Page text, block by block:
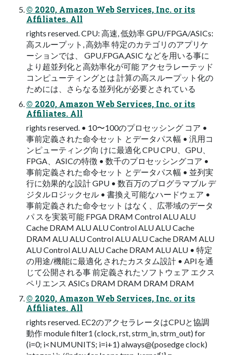
© 2020, Amazon Web Services, Inc. or its
Affiliates. All
rights reserved. CPU: 高速, 低効率 GPU/FPGA/ASICs:
高スループット, 高効率 特定のカテゴリのアプリケ
ーションでは、 GPU,FPGA,ASIC などを用いる事に
より超並列化と高効率化が可能 アクセラレーテッド
コンピューティングとは 計算の高スループット化の
ためには、さらなる並列化が必要とされている
© 2020, Amazon Web Services, Inc. or its
Affiliates. All
rights reserved. • 10〜100のプロセッシング コア •
事前定義された命令セット とデータパス幅 • 汎用コ
ンピューティング向 けに最適化 CPU CPU、GPU、
FPGA、ASICの特徴 • 数千のプロセッシングコア •
事前定義された命令セット とデータパス幅 • 並列実
行に効果的な設計 GPU • 数百万のプログラマブル デ
ジタルロジックセル • 書換え可能なハードウェア •
事前定義された命令セット はなく、広帯域のデータ
パ スを実装可能 FPGA DRAM Control ALU ALU
Cache DRAM ALU ALU Control ALU ALU Cache
DRAM ALU ALU Control ALU ALU Cache DRAM ALU
ALU Control ALU ALU Cache DRAM ALU ALU • 特定
の用途/機能に最適化 されたカスタム設計 • APIを通
じて公開される事 前定義されたソフトウェア エクス
ペリエンス ASICs DRAM DRAM DRAM DRAM
© 2020, Amazon Web Services, Inc. or its
Affiliates. All
rights reserved. EC2のアクセラレータはCPUと協調
動作 module filter1 (clock, rst, strm_in, strm_out) for
(i=0; i<NUMUNITS; i=i+1) always@(posedge clock)